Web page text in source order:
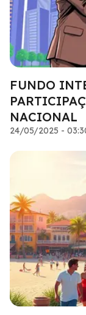
FUNDO
NACIONAL
24/05/2025 -